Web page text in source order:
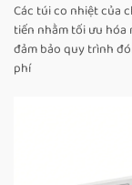
Các túi co nhiệt của
tiến nhằm tối ưu
đảm bảo quy trình
phí